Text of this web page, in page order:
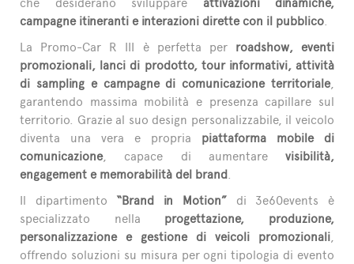
campagne itineranti e interazioni dirette con il pubblico
La Promo-Car R III è perfetta per roadshow, eventi
promozionali, lanci di prodotto, tour informativi, attività
di sampling e campagne di comunicazione territoriale,
garantendo massima mobilità e presenza capillare sul
territorio. Grazie al suo design personalizzabile, il veicolo
diventa una vera e propria piattaforma mobile di
comunicazione, capace di aumentare visibilità,
engagement e memorabilità del brand
Il dipartimento “Brand in Motion”di 3e60events è
specializzato nella progettazione, produzione,
personalizzazione e gestione di veicoli promozionali
offrendo soluzioni su misura per ogni tipologia di evento